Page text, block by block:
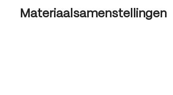
Materiaalsamenstellingen